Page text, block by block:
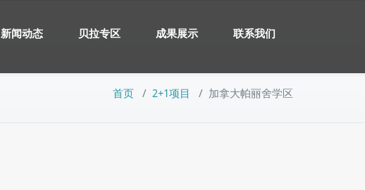
新闻动态 贝拉专区 成果展示 联系我们
首页 / 2+1项目 / 加拿大帕丽舍学区